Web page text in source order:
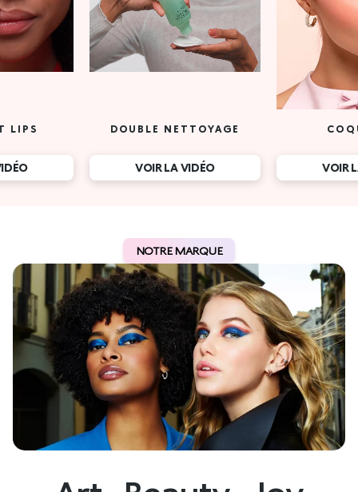
LIPS DOUBLE NETTOYAGE
VOIR LA VIDÉO VOIR
NOTRE MARQUE